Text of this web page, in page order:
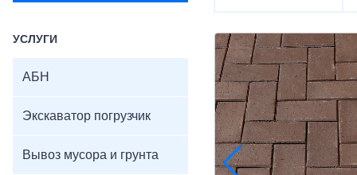
УСЛУГИ
АБН
Экскаватор погрузчик
Вывоз мусора и грунта